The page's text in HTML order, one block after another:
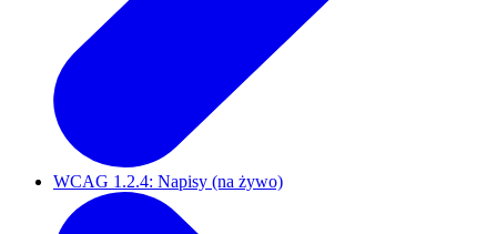
WCAG 1.2.4: Napisy (na żywo)